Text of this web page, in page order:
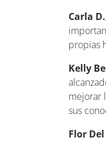
Carla
propias
Kelly
mejorar
sus
Flor